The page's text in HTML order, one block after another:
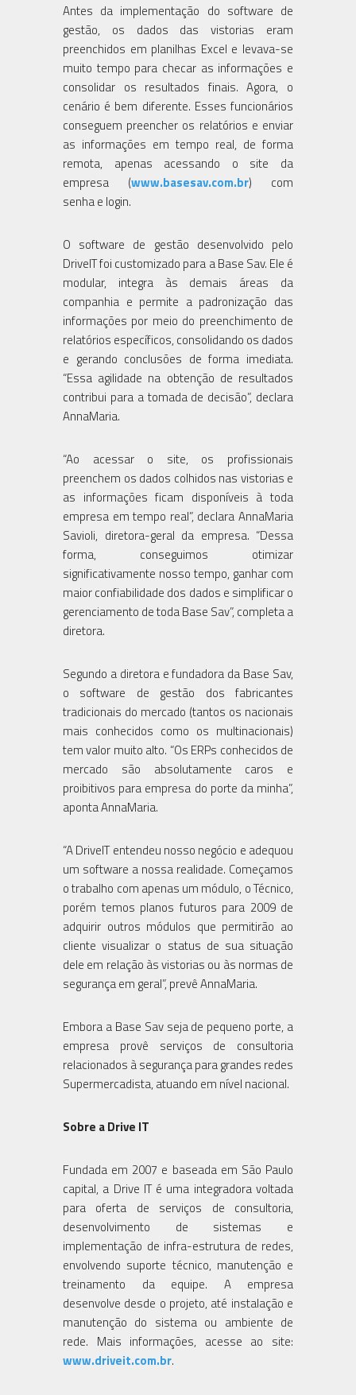
Antes da implementação do software de
gestão, os dados das vistorias eram
preenchidos em planilhas Excel e levava-se
muito tempo para checar as informações e
consolidar os resultados finais. Agora, o
cenário é bem diferente. Esses funcionários
conseguem preencher os relatórios e enviar
as informações em tempo real, de forma
remota, apenas acessando o site da
empresa (www.basesav.com.br) com
senha e login.
O software de gestão desenvolvido pelo
DriveIT foi customizado para a Base Sav. Ele é
modular, integra às demais áreas da
companhia e permite a padronização das
informações por meio do preenchimento de
relatórios específicos, consolidando os dados
e gerando conclusões de forma imediata.
“Essa agilidade na obtenção de resultados
contribui para a tomada de decisão”, declara
AnnaMaria.
“Ao acessar o site, os profissionais
preenchem os dados colhidos nas vistorias e
as informações ficam disponíveis à toda
empresa em tempo real”, declara AnnaMaria
Savioli, diretora-geral da empresa. “Dessa
forma, conseguimos otimizar
significativamente nosso tempo, ganhar com
maior confiabilidade dos dados e simplificar o
gerenciamento de toda Base Sav”, completa a
diretora.
Segundo a diretora e fundadora da Base Sav,
o software de gestão dos fabricantes
tradicionais do mercado (tantos os nacionais
mais conhecidos como os multinacionais)
tem valor muito alto. “Os ERPs conhecidos de
mercado são absolutamente caros e
proibitivos para empresa do porte da minha”,
aponta AnnaMaria.
“A DriveIT entendeu nosso negócio e adequou
um software a nossa realidade. Começamos
o trabalho com apenas um módulo, o Técnico,
porém temos planos futuros para 2009 de
adquirir outros módulos que permitirão ao
cliente visualizar o status de sua situação
dele em relação às vistorias ou às normas de
segurança em geral”, prevê AnnaMaria.
Embora a Base Sav seja de pequeno porte, a
empresa provê serviços de consultoria
relacionados à segurança para grandes redes
Supermercadista, atuando em nível nacional.
Sobre a Drive IT
Fundada em 2007 e baseada em São Paulo
capital, a Drive IT é uma integradora voltada
para oferta de serviços de consultoria,
desenvolvimento de sistemas e
implementação de infra-estrutura de redes,
envolvendo suporte técnico, manutenção e
treinamento da equipe. A empresa
desenvolve desde o projeto, até instalação e
manutenção do sistema ou ambiente de
rede. Mais informações, acesse ao site:
www.driveit.com.br.